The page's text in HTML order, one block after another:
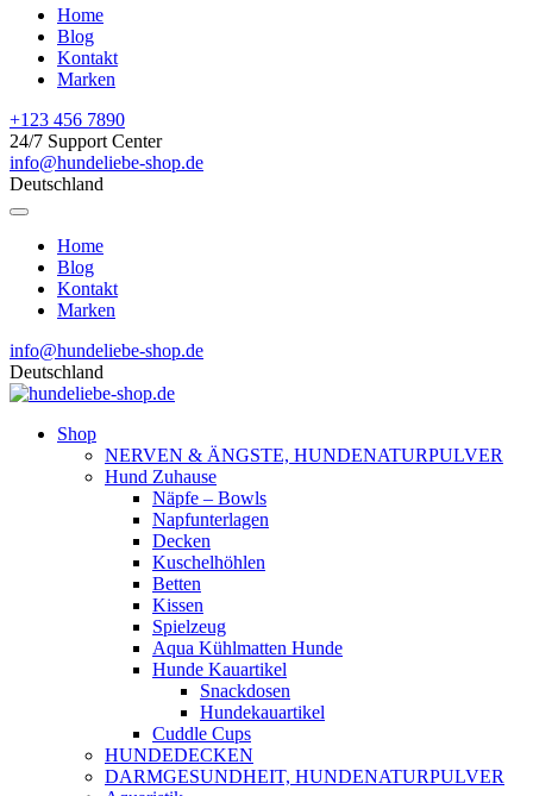
Home
Blog
Kontakt
Marken
+123 456 7890
24/7 Support Center
info@hundeliebe-shop.de
Deutschland
Home
Blog
Kontakt
Marken
info@hundeliebe-shop.de
Deutschland
Shop
NERVEN & ÄNGSTE, HUNDENATURPULVER
Hund Zuhause
Näpfe – Bowls
Napfunterlagen
Decken
Kuschelhöhlen
Betten
Kissen
Spielzeug
Aqua Kühlmatten Hunde
Hunde Kauartikel
Snackdosen
Hundekauartikel
Cuddle Cups
HUNDEDECKEN
DARMGESUNDHEIT, HUNDENATURPULVER